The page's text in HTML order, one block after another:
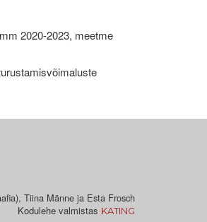
2020-2023, meetme
Tiina Männe ja Esta Frosch
Kodulehe valmistas KATING